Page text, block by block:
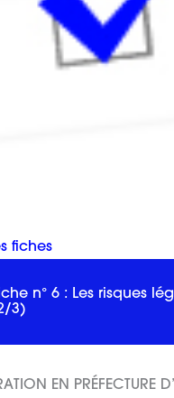
fiches
n° 6 : Les risques
3)
EN PRÉFECTURE